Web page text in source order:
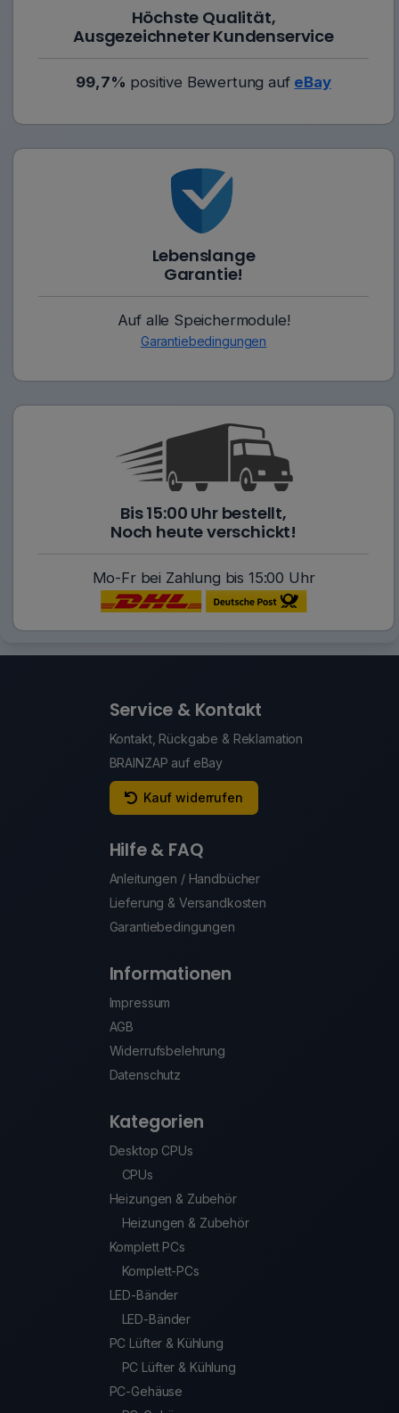
Höchste Qualität,
Ausgezeichneter Kundenservice
99,7% positive Bewertung auf eBay
Lebenslange
Garantie!
Auf alle Speichermodule!
Garantiebedingungen
Bis 15:00 Uhr bestellt,
Noch heute verschickt!
Mo-Fr bei Zahlung bis 15:00 Uhr
Service & Kontakt
Kontakt, Rückgabe & Reklamation
BRAINZAP auf eBay
Kauf widerrufen
Hilfe & FAQ
Anleitungen / Handbücher
Lieferung & Versandkosten
Garantiebedingungen
Informationen
Impressum
AGB
Widerrufsbelehrung
Datenschutz
Kategorien
Desktop CPUs
CPUs
Heizungen & Zubehör
Heizungen & Zubehör
Komplett PCs
Komplett-PCs
LED-Bänder
LED-Bänder
PC Lüfter & Kühlung
PC Lüfter & Kühlung
PC-Gehäuse